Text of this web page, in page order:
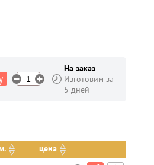
На заказ
Изготовим за
5 дней
цена